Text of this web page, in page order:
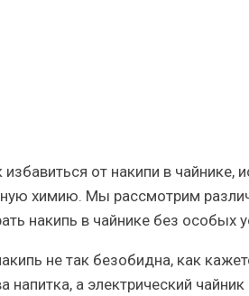
избавиться от накипи в
химию. Мы рассмотрим
накипь в чайнике без особых
не так безобидна, как
напитка, а электрический